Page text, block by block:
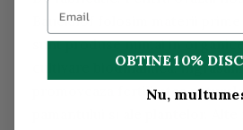
Bauckhof folosim materii prime
sunt produse numai in
cultivare biodinamica.
promoveaza fertilitatea
OBTINE 10%
Nu,